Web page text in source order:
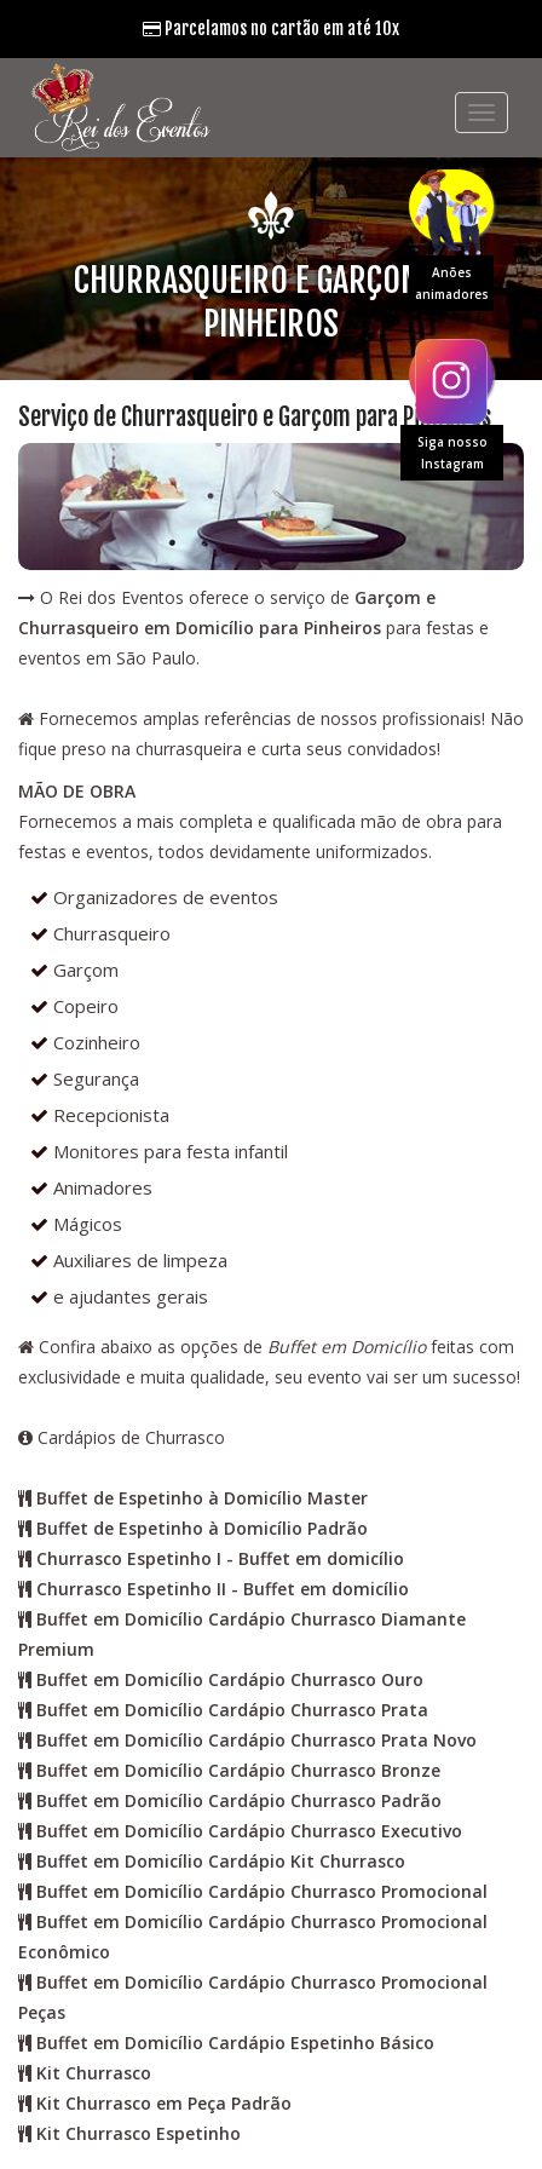
Anões
animadores
Siga nosso
Instagram
Parcelamos no cartão em até 10x
CHURRASQUEIRO E GARÇOM EM
PINHEIROS
Serviço de Churrasqueiro e Garçom para Pinheiros
O Rei dos Eventos oferece o serviço de Garçom e
Churrasqueiro em Domicílio para Pinheiros para festas e
eventos em São Paulo.
Fornecemos amplas referências de nossos profissionais! Não
fique preso na churrasqueira e curta seus convidados!
MÃO DE OBRA
Fornecemos a mais completa e qualificada mão de obra para
festas e eventos, todos devidamente uniformizados.
Organizadores de eventos
Churrasqueiro
Garçom
Copeiro
Cozinheiro
Segurança
Recepcionista
Monitores para festa infantil
Animadores
Mágicos
Auxiliares de limpeza
e ajudantes gerais
Confira abaixo as opções de Buffet em Domicíliofeitas com
exclusividade e muita qualidade, seu evento vai ser um sucesso!
Cardápios de Churrasco
Buffet de Espetinho à Domicílio Master
Buffet de Espetinho à Domicílio Padrão
Churrasco Espetinho I - Buffet em domicílio
Churrasco Espetinho II - Buffet em domicílio
Buffet em Domicílio Cardápio Churrasco Diamante
Premium
Buffet em Domicílio Cardápio Churrasco Ouro
Buffet em Domicílio Cardápio Churrasco Prata
Buffet em Domicílio Cardápio Churrasco Prata Novo
Buffet em Domicílio Cardápio Churrasco Bronze
Buffet em Domicílio Cardápio Churrasco Padrão
Buffet em Domicílio Cardápio Churrasco Executivo
Buffet em Domicílio Cardápio Kit Churrasco
Buffet em Domicílio Cardápio Churrasco Promocional
Buffet em Domicílio Cardápio Churrasco Promocional
Econômico
Buffet em Domicílio Cardápio Churrasco Promocional
Peças
Buffet em Domicílio Cardápio Espetinho Básico
Kit Churrasco
Kit Churrasco em Peça Padrão
Kit Churrasco Espetinho